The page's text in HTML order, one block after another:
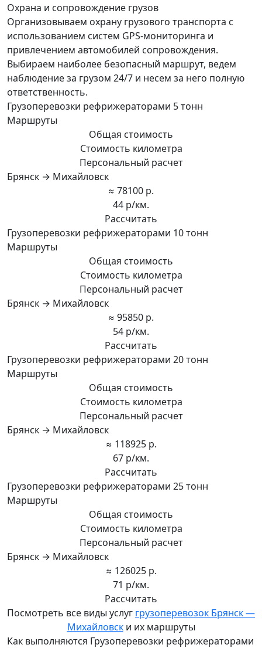
Охрана и сопровождение грузов
Организовываем охрану грузового транспорта с
использованием систем GPS-мониторинга и
привлечением автомобилей сопровождения.
Выбираем наиболее безопасный маршрут, ведем
наблюдение за грузом 24/7 и несем за него полную
ответственность.
Грузоперевозки рефрижераторами 5 тонн
Маршруты
Общая стоимость
Стоимость километра
Персональный расчет
Брянск → Михайловск
≈ 78100 р.
44 р/км.
Рассчитать
Грузоперевозки рефрижераторами 10 тонн
Маршруты
Общая стоимость
Стоимость километра
Персональный расчет
Брянск → Михайловск
≈ 95850 р.
54 р/км.
Рассчитать
Грузоперевозки рефрижераторами 20 тонн
Маршруты
Общая стоимость
Стоимость километра
Персональный расчет
Брянск → Михайловск
≈ 118925 р.
67 р/км.
Рассчитать
Грузоперевозки рефрижераторами 25 тонн
Маршруты
Общая стоимость
Стоимость километра
Персональный расчет
Брянск → Михайловск
≈ 126025 р.
71 р/км.
Рассчитать
Посмотреть все виды услуг грузоперевозок Брянск —
Михайловски их маршруты
Как выполняются Грузоперевозки рефрижераторами